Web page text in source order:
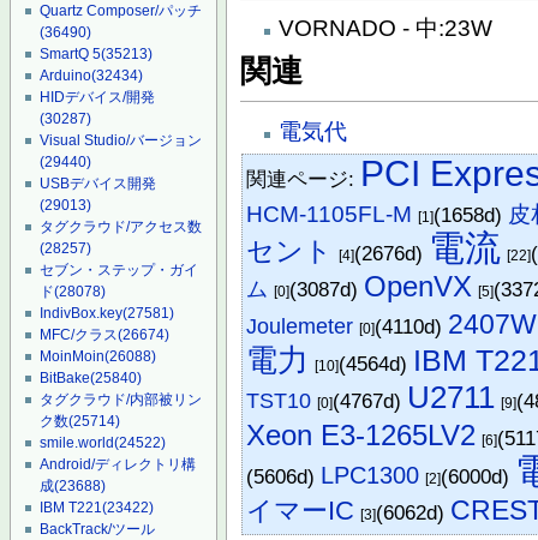
Quartz Composer/パッチ
(36490)
SmartQ 5(35213)
Arduino(32434)
HIDデバイス/開発
(30287)
Visual Studio/バージョン
(29440)
USBデバイス開発
(29013)
タグクラウド/アクセス数
(28257)
セブン・ステップ・ガイ
ド(28078)
IndivBox.key(27581)
MFC/クラス(26674)
MoinMoin(26088)
BitBake(25840)
タグクラウド/内部被リン
ク数(25714)
smile.world(24522)
Android/ディレクトリ構
成(23688)
IBM T221(23422)
BackTrack/ツール
VORNADO - 中:23W
関連
電気代
関連ページ: PCI
HCM-1105FL-M [1](1658d) 皮
セント [4](2676d) 電流 [22]
ム [0](3087d) OpenVX [5]
Joulemeter [0](4110d)
電力 [10](4564d) IBM
TST10 [0](4767d) U2711 [9]
Xeon E3-1265LV2 [6]
(5606d) LPC1300 [2](6000d)
イマーIC [3](6062d)